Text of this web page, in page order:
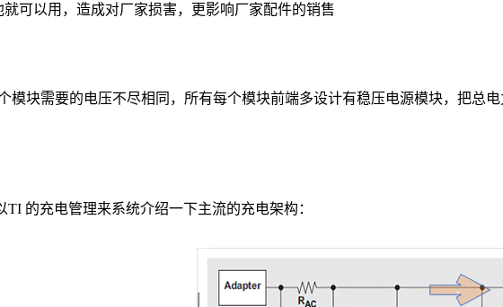
可以用，造成对厂家损害，更影响厂家配件的销售
块需要的电压不尽相同，所有每个模块前端多设计有稳压电源模块，把总
TI 的充电管理来系统介绍一下主流的充电架构：